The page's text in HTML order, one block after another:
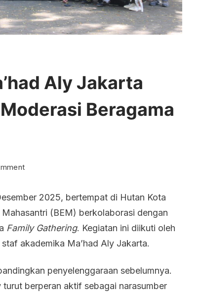
Aly Jakarta
Beragama
on
Gathering
Ma’had
Aly
Jakarta
Workshop
Moderasi
2025, bertempat di Hutan Kota
(BEM) berkolaborasi dengan
Family Gathering. Kegiatan ini diikuti oleh
akademika Ma’had Aly Jakarta.
penyelenggaraan sebelumnya.
berperan aktif sebagai narasumber